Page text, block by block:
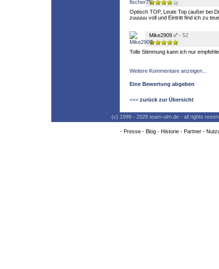
Optisch TOP, Leute Top (außer bei
zuuuuu voll und Eintritt find ich zu
Mike2909 - 52
Tolle Stimmung kann ich nur
Weitere Kommentare anzeigen...
Eine Bewertung abgeben
<<< zurück zur Übersicht
(c) 1999 - 2026 team-ulm.de - all rights
- Presse- Blog- Historie- Partner-